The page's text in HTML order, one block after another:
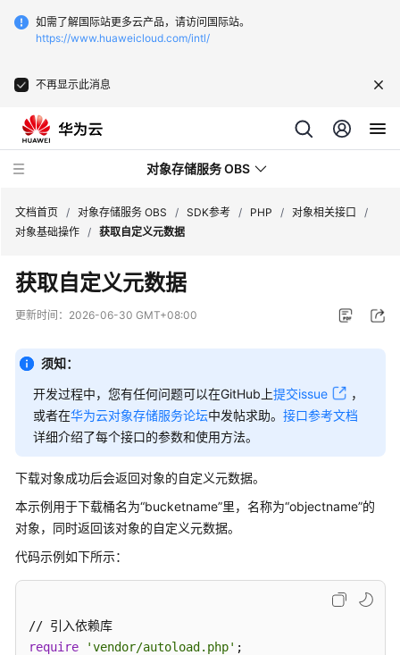
如需了解国际站更多云产品，请访问国际站。
https://www.huaweicloud.com/intl/
不再显示此消息
对象存储服务 OBS
新
动
服
务
公
告
产
品
介
绍
明
文档首页 / 对象存储服务 OBS / SDK参考 / PHP / 对象相关接口
/
对象基础操作 / 获取自定义元数据
获取自定义元数据
更新时间： 2026-06-30 GMT+08:00
须知：
开发过程中，您有任何问题可以在GitHub上提交issue
，
或者在华为云对象存储服务论坛中发帖求助。 接口参考文档
详细介绍了每个接口的参数和使用方法。
下载对象成功后会返回对象的自定义元数据。
本示例用于下载桶名为“bucketname”里，名称为“objectname”的
对象，同时返回该对象的自定义元数据。
代码示例如下所示：
require
'vendor/autoload.php'